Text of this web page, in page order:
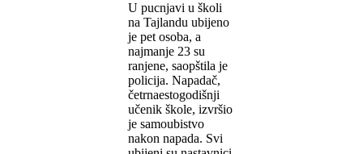
U pucnjavi u školi
na Tajlandu ubijeno
je pet osoba, a
najmanje 23 su
ranjene, saopštila je
policija. Napadač,
četrnaestogodišnji
učenik škole, izvršio
je samoubistvo
nakon napada. Svi